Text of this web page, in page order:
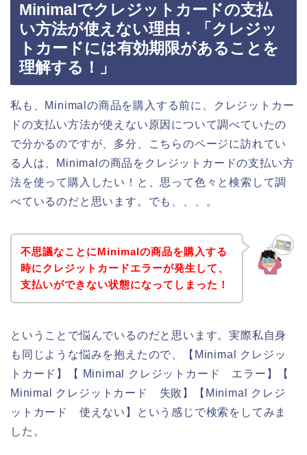
Minimalでクレジットカードの支払
い方法が使えない理由．「クレジッ
トカードには有効期限があることを
理解する！」
私も、Minimalの商品を購入する前に、クレジットカー
ドの支払い方法が使えない原因について調べていたの
で分かるのですが、多分、こちらのページに訪れてい
る人は、Minimalの商品をクレジットカードの支払い方
法を使って購入したい！と、思って色々と検索して調
べているのだと思います。でも、、、。
不思議なことにMinimalの商品を購入する
時にクレジットカードエラーが発生して、
支払いができない状態になってしまった！
ということで悩んでいるのだと思います。実際私自身
も同じような悩みを抱えたので、【Minimal クレジッ
トカード】【 Minimal クレジットカード エラー】【
Minimal クレジットカード 失敗】【Minimal クレジ
ットカード 使えない】という感じで検索をしてみま
した。